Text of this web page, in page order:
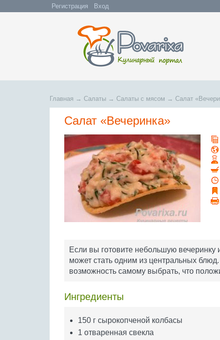
Регистрация Вход
Главная → Салаты → Салаты с мясом → Салат
Салат «Вечеринка»
Если вы готовите небольшую вечеринку
может стать одним из центральных
возможность самому выбрать, что
Ингредиенты
150 г сырокопченой колбасы
1 отваренная свекла